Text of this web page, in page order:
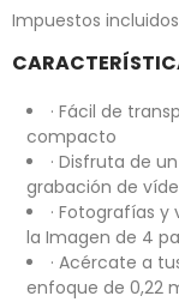
Impuestos incluidos
· Fácil de
compacto
· Disfruta de
grabación de
· Fotografías
la Imagen de 4
· Acércate a
enfoque de 0,22